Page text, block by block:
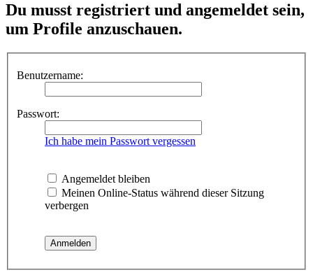
Du musst registriert und angemeldet sein,
um Profile anzuschauen.
Benutzername:
Passwort:
Ich habe mein Passwort vergessen
Angemeldet bleiben
Meinen Online-Status während dieser Sitzung
verbergen